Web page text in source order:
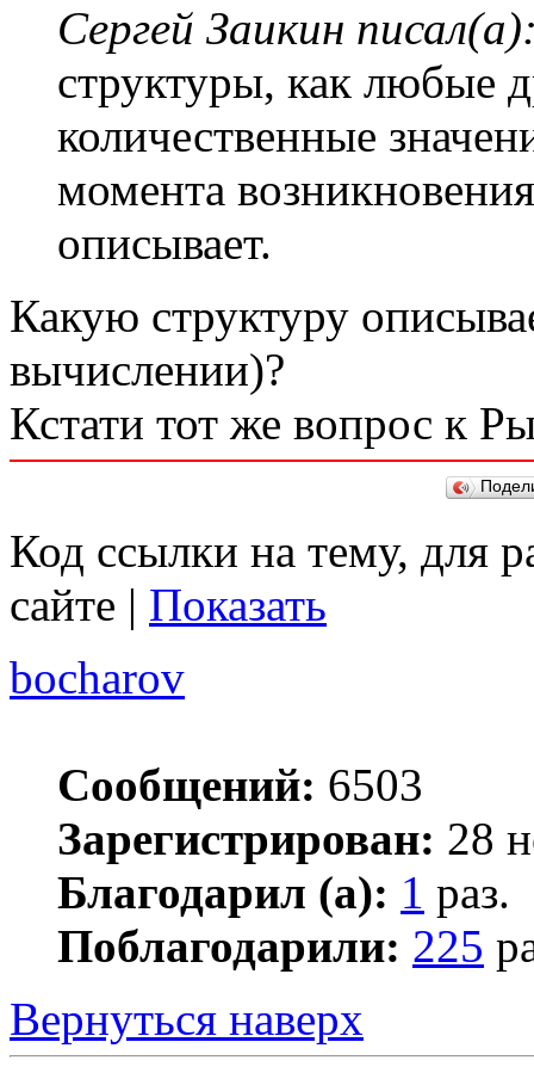
Сергей Заикин
структуры, как любые
количественные
момента
описывает.
Какую структуру
вычислении)?
Кстати тот же вопрос к
Код ссылки на тему, для
сайте | Показать
bocharov
Сообщений: 6503
Зарегистрирован: 28
Благодарил (а): 1 раз.
Поблагодарили: 225
Вернуться наверх